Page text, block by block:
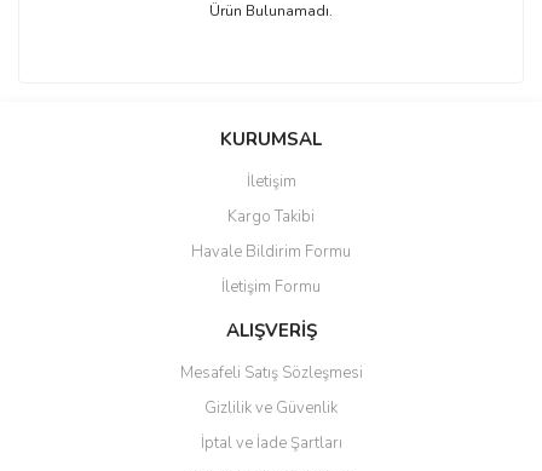
Ürün Bulunamadı.
KURUMSAL
İletişim
Kargo Takibi
Havale Bildirim Formu
İletişim Formu
ALIŞVERİŞ
Mesafeli Satış Sözleşmesi
Gizlilik ve Güvenlik
İptal ve İade Şartları